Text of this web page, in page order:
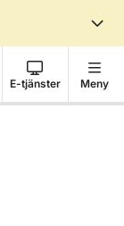
E-tjänster Meny